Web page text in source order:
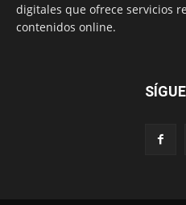
digitales que ofrece servicios
contenidos online.